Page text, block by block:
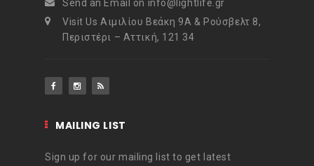
Send an Email on info@lightlife.gr
Visit Us Αιμιλίου Βεάκη 9Α & Ρούσβελτ 8,
Περιστέρι – Αττική, 121 34
MAILING LIST
Sign up for our mailing list to get latest